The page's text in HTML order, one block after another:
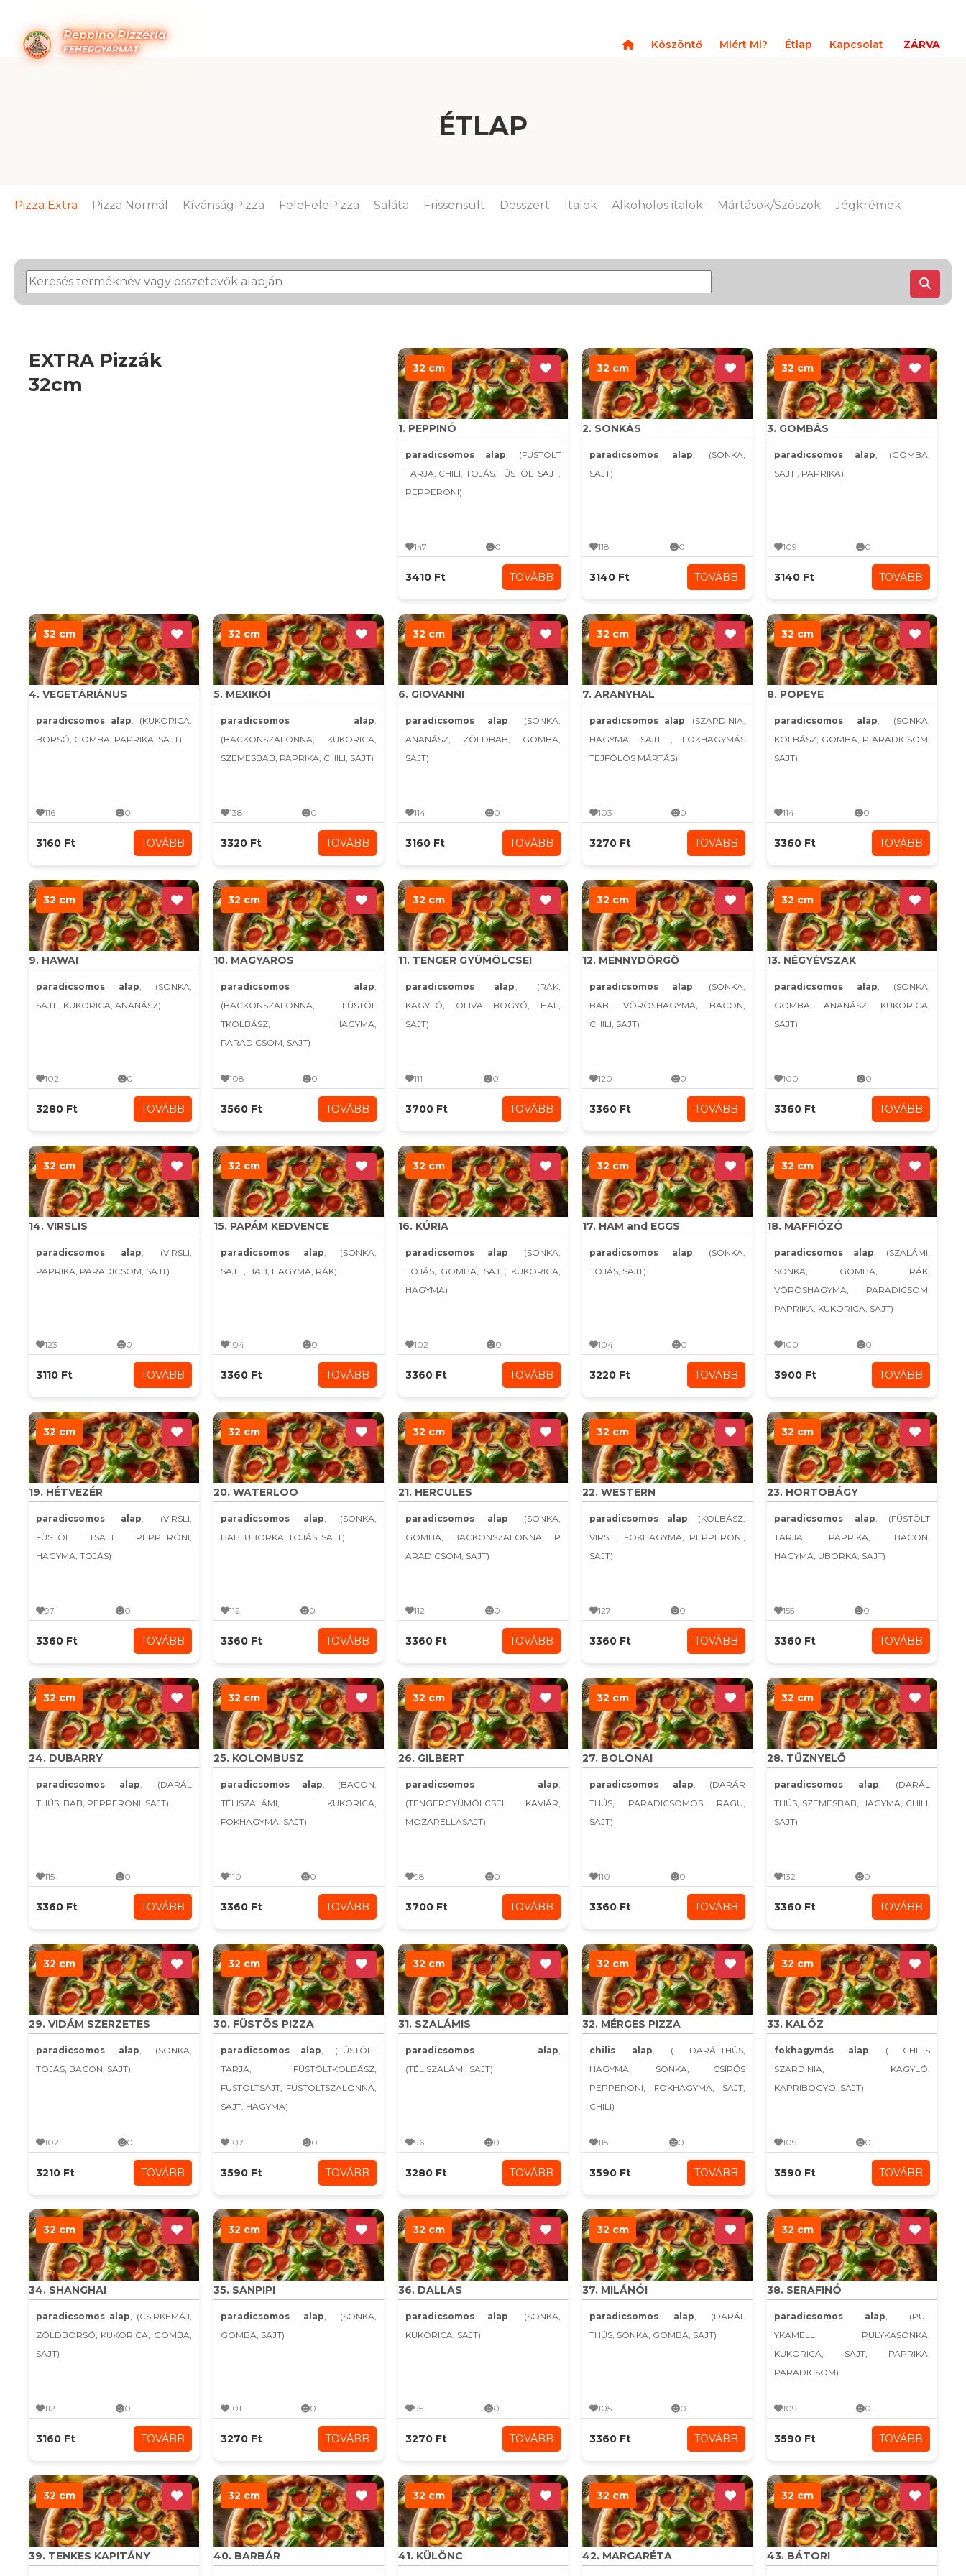
Peppino Pizzéria
FEHÉRGYARMAT Köszöntő Miért Mi? Étlap Kapcsolat ZÁRVA
ÉTLAP
Pizza Extra Pizza Normál KívánságPizza FeleFelePizza Saláta Frissensült Desszert Italok Alkoholos italok Mártások/Szószok Jégkrémek
EXTRA Pizzák
32cm
32 cm
1. PEPPINÓ
paradicsomos alap, (FÜSTÖLT
TARJA, CHILI, TOJÁS, FÜSTÖLTSAJT,
PEPPERONI)
147 0
3410 Ft TOVÁBB
32 cm
2. SONKÁS
paradicsomos alap, (SONKA,
SAJT)
118 0
3140 Ft TOVÁBB
32 cm
3. GOMBÁS
paradicsomos alap, (GOMBA,
SAJT , PAPRIKA)
109 0
3140 Ft TOVÁBB
32 cm
4. VEGETÁRIÁNUS
paradicsomos alap, (KUKORICA,
BORSÓ, GOMBA, PAPRIKA, SAJT)
116 0
3160 Ft TOVÁBB
32 cm
5. MEXIKÓI
paradicsomos alap,
(BACKONSZALONNA, KUKORICA,
SZEMESBAB, PAPRIKA, CHILI, SAJT)
138 0
3320 Ft TOVÁBB
32 cm
6. GIOVANNI
paradicsomos alap, (SONKA,
ANANÁSZ, ZÖLDBAB, GOMBA,
SAJT)
114 0
3160 Ft TOVÁBB
32 cm
7. ARANYHAL
paradicsomos alap, (SZARDINIA,
HAGYMA, SAJT , FOKHAGYMÁS
TEJFÖLÖS MÁRTÁS)
103 0
3270 Ft TOVÁBB
32 cm
8. POPEYE
paradicsomos alap, (SONKA,
KOLBÁSZ, GOMBA, P ARADICSOM,
SAJT)
114 0
3360 Ft TOVÁBB
32 cm
9. HAWAI
paradicsomos alap, (SONKA,
SAJT , KUKORICA, ANANÁSZ)
102 0
3280 Ft TOVÁBB
32 cm
10. MAGYAROS
paradicsomos alap,
(BACKONSZALONNA, FÜSTÖL
TKOLBÁSZ, HAGYMA,
PARADICSOM, SAJT)
108 0
3560 Ft TOVÁBB
32 cm
11. TENGER GYÜMÖLCSEI
paradicsomos alap, (RÁK,
KAGYLÓ, OLIVA BOGYÓ, HAL,
SAJT)
111 0
3700 Ft TOVÁBB
32 cm
12. MENNYDÖRGŐ
paradicsomos alap, (SONKA,
BAB, VÖRÖSHAGYMA, BACON,
CHILI, SAJT)
120 0
3360 Ft TOVÁBB
32 cm
13. NÉGYÉVSZAK
paradicsomos alap, (SONKA,
GOMBA, ANANÁSZ, KUKORICA,
SAJT)
100 0
3360 Ft TOVÁBB
32 cm
14. VIRSLIS
paradicsomos alap, (VIRSLI,
PAPRIKA, PARADICSOM, SAJT)
123 0
3110 Ft TOVÁBB
32 cm
15. PAPÁM KEDVENCE
paradicsomos alap, (SONKA,
SAJT , BAB, HAGYMA, RÁK)
104 0
3360 Ft TOVÁBB
32 cm
16. KÚRIA
paradicsomos alap, (SONKA,
TOJÁS, GOMBA, SAJT, KUKORICA,
HAGYMA)
102 0
3360 Ft TOVÁBB
32 cm
17. HAM and EGGS
paradicsomos alap, (SONKA,
TOJÁS, SAJT)
104 0
3220 Ft TOVÁBB
32 cm
18. MAFFIÓZÓ
paradicsomos alap, (SZALÁMI,
SONKA, GOMBA, RÁK,
VÖRÖSHAGYMA, PARADICSOM,
PAPRIKA, KUKORICA, SAJT)
100 0
3900 Ft TOVÁBB
32 cm
19. HÉTVEZÉR
paradicsomos alap, (VIRSLI,
FÜSTÖL TSAJT, PEPPERÓNI,
HAGYMA, TOJÁS)
97 0
3360 Ft TOVÁBB
32 cm
20. WATERLOO
paradicsomos alap, (SONKA,
BAB, UBORKA, TOJÁS, SAJT)
112 0
3360 Ft TOVÁBB
32 cm
21. HERCULES
paradicsomos alap, (SONKA,
GOMBA, BACKONSZALONNA, P
ARADICSOM, SAJT)
112 0
3360 Ft TOVÁBB
32 cm
22. WESTERN
paradicsomos alap, (KOLBÁSZ,
VIRSLI, FOKHAGYMA, PEPPERONI,
SAJT)
127 0
3360 Ft TOVÁBB
32 cm
23. HORTOBÁGY
paradicsomos alap, (FÜSTÖLT
TARJA, PAPRIKA, BACON,
HAGYMA, UBORKA, SAJT)
155 0
3360 Ft TOVÁBB
32 cm
24. DUBARRY
paradicsomos alap, (DARÁL
THÚS, BAB, PEPPERONI, SAJT)
115 0
3360 Ft TOVÁBB
32 cm
25. KOLOMBUSZ
paradicsomos alap, (BACON,
TÉLISZALÁMI, KUKORICA,
FOKHAGYMA, SAJT)
110 0
3360 Ft TOVÁBB
32 cm
26. GILBERT
paradicsomos alap,
(TENGERGYÜMÖLCSEI, KAVIÁR,
MOZARELLASAJT)
98 0
3700 Ft TOVÁBB
32 cm
27. BOLONAI
paradicsomos alap, (DARÁR
THÚS, PARADICSOMOS RAGU,
SAJT)
110 0
3360 Ft TOVÁBB
32 cm
28. TŰZNYELŐ
paradicsomos alap, (DARÁL
THÚS, SZEMESBAB, HAGYMA, CHILI,
SAJT)
132 0
3360 Ft TOVÁBB
32 cm
29. VIDÁM SZERZETES
paradicsomos alap, (SONKA,
TOJÁS, BACON, SAJT)
102 0
3210 Ft TOVÁBB
32 cm
30. FÜSTÖS PIZZA
paradicsomos alap, (FÜSTÖLT
TARJA, FÜSTÖLTKOLBÁSZ,
FÜSTÖLTSAJT, FÜSTÖLTSZALONNA,
SAJT, HAGYMA)
107 0
3590 Ft TOVÁBB
32 cm
31. SZALÁMIS
paradicsomos alap,
(TÉLISZALÁMI, SAJT)
96 0
3280 Ft TOVÁBB
32 cm
32. MÉRGES PIZZA
chilis alap, ( DARÁLTHÚS,
HAGYMA, SONKA, CSÍPŐS
PEPPERONI, FOKHAGYMA, SAJT,
CHILI)
115 0
3590 Ft TOVÁBB
32 cm
33. KALÓZ
fokhagymás alap, ( CHILIS
SZARDINIA, KAGYLÓ,
KAPRIBOGYÓ, SAJT)
109 0
3590 Ft TOVÁBB
32 cm
34. SHANGHAI
paradicsomos alap, (CSIRKEMÁJ,
ZÖLDBORSÓ, KUKORICA, GOMBA,
SAJT)
112 0
3160 Ft TOVÁBB
32 cm
35. SANPIPI
paradicsomos alap, (SONKA,
GOMBA, SAJT)
101 0
3270 Ft TOVÁBB
32 cm
36. DALLAS
paradicsomos alap, (SONKA,
KUKORICA, SAJT)
95 0
3270 Ft TOVÁBB
32 cm
37. MILÁNÓI
paradicsomos alap, (DARÁL
THÚS, SONKA, GOMBA, SAJT)
105 0
3360 Ft TOVÁBB
32 cm
38. SERAFINÓ
paradicsomos alap, (PUL
YKAMELL, PULYKASONKA,
KUKORICA, SAJT, PAPRIKA,
PARADICSOM)
109 0
3590 Ft TOVÁBB
32 cm
39. TENKES KAPITÁNY
32 cm
40. BARBÁR
32 cm
41. KÜLÖNC
32 cm
42. MARGARÉTA
32 cm
43. BÁTORI